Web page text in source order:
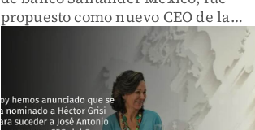
propuesto como nuevo CEO de la
institución financiera a nivel global.